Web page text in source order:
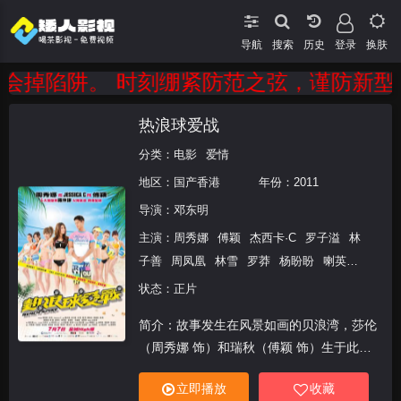
导航 搜索 登录 换肤
陷阱。 时刻绷紧防范之弦，谨防新
热浪球爱战
分类： 电影 爱情
地区： 国产香港 年份： 2011
导演： 邓东明
主演： 周秀娜 傅颖 杰西卡·C 罗子溢
林
子善
周凤凰 林雪 罗莽 杨盼盼
喇英
余安安
陈静仪 Mia Chan
状态：正片
简介：故事发生在风景如画的贝浪湾，莎伦
（周秀娜 饰）和瑞秋（傅颖 饰）生于此长
于此，在阳光和沙滩的馈赠之下，沙滩排球
成为了她们最大的爱好。一次偶然中，莎伦
立即播放 收藏